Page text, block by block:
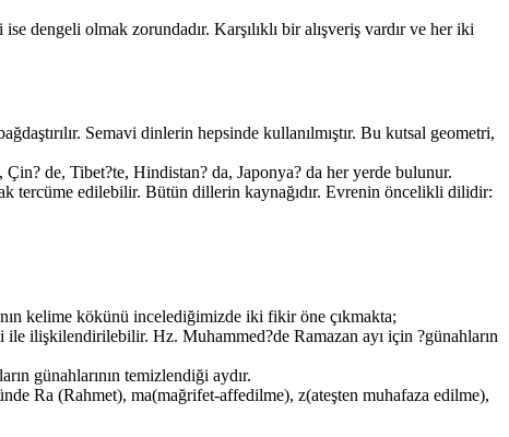
dengeli olmak zorundadır. Karşılıklı bir alışveriş vardır ve her iki
Semavi dinlerin hepsinde kullanılmıştır. Bu kutsal geometri,
de, Tibet?te, Hindistan? da, Japonya? da her yerde bulunur.
tercüme edilebilir. Bütün dillerin kaynağıdır. Evrenin öncelikli dilidir:
kelime kökünü incelediğimizde iki fikir öne çıkmakta;
ile ilişkilendirilebilir. Hz. Muhammed?de Ramazan ayı için ?günahların
günahlarının temizlendiği aydır.
Ra (Rahmet), ma(mağrifet-affedilme), z(ateşten muhafaza edilme),